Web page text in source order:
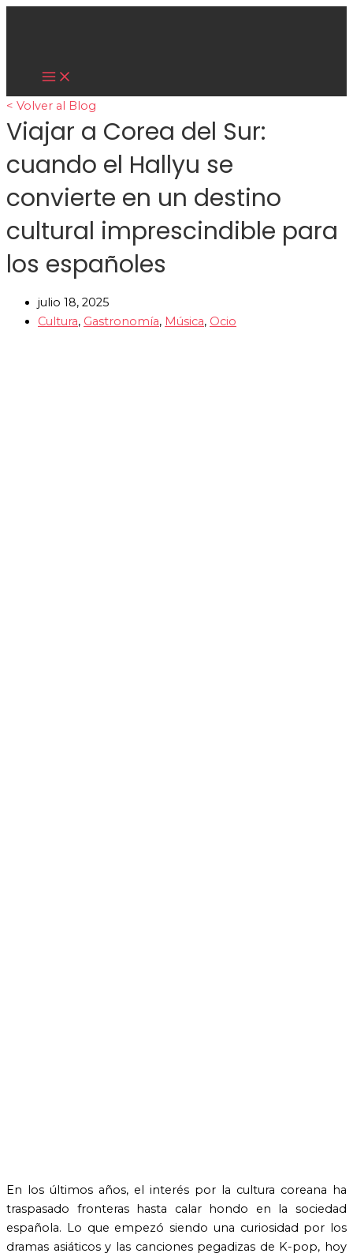
Ir
Main
< Volver al Blog
Viajar a Corea del Sur:
cuando el Hallyu se
convierte en un destino
cultural imprescindible para
los españoles
julio 18, 2025
Cultura, Gastronomía, Música, Ocio
En los últimos años, el interés por la cultura coreana ha
traspasado fronteras hasta calar hondo en la sociedad
española. Lo que empezó siendo una curiosidad por los
dramas asiáticos y las canciones pegadizas de K-pop, hoy